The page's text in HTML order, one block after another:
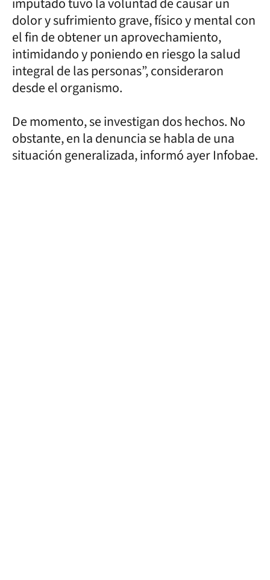
dolor y sufrimiento grave, físico y mental con
el fin de obtener un aprovechamiento,
intimidando y poniendo en riesgo la salud
integral de las personas”, consideraron
desde el organismo.
De momento, se investigan dos hechos. No
obstante, en la denuncia se habla de una
situación generalizada, informó ayer Infobae.